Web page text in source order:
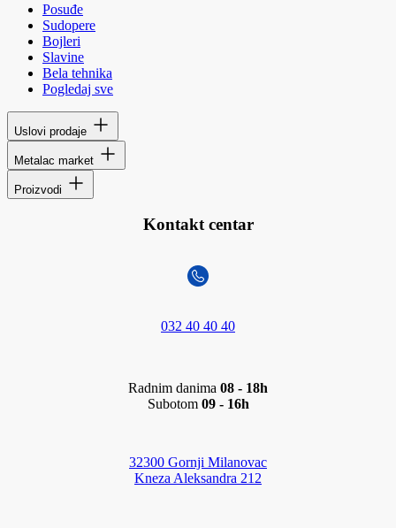
Posuđe
Sudopere
Bojleri
Slavine
Bela tehnika
Pogledaj sve
Uslovi prodaje
Metalac market
Proizvodi
Kontakt centar
032 40 40 40
Radnim danima 08 - 18h
Subotom 09 - 16h
32300 Gornji Milanovac
Kneza Aleksandra 212